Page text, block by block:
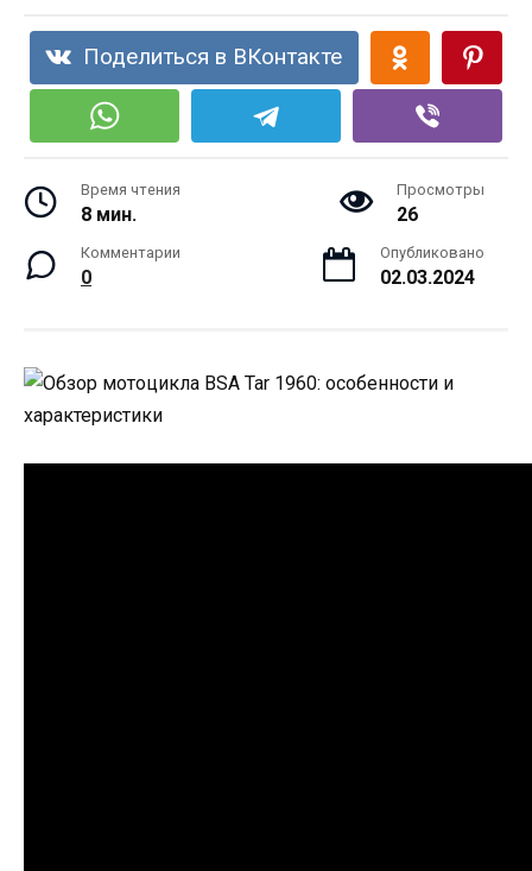
Поделиться в ВКонтакте
Время чтения
8 мин.
Просмотры
26
Комментарии
0
Опубликовано
02.03.2024